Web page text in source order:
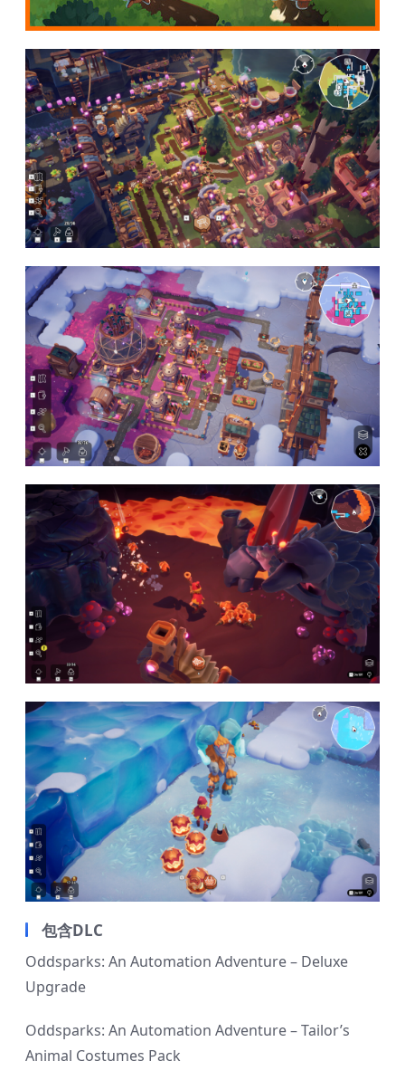
包含DLC
Oddsparks: An Automation Adventure – Deluxe
Upgrade
Oddsparks: An Automation Adventure – Tailor’s
Animal Costumes Pack